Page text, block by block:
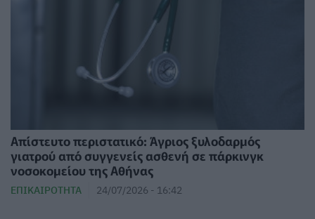
Απίστευτο περιστατικό: Άγριος ξυλοδαρμός
γιατρού από συγγενείς ασθενή σε πάρκινγκ
νοσοκομείου της Αθήνας
ΕΠΙΚΑΙΡΌΤΗΤΑ 24/07/2026 - 16:42